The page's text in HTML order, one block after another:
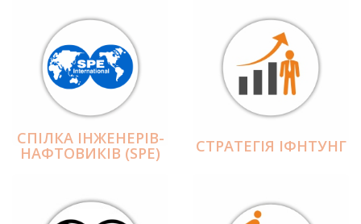
СПІЛКА ІНЖЕНЕРІВ-
НАФТОВИКІВ (SPE) СТРАТЕГІЯ ІФНТУНГ